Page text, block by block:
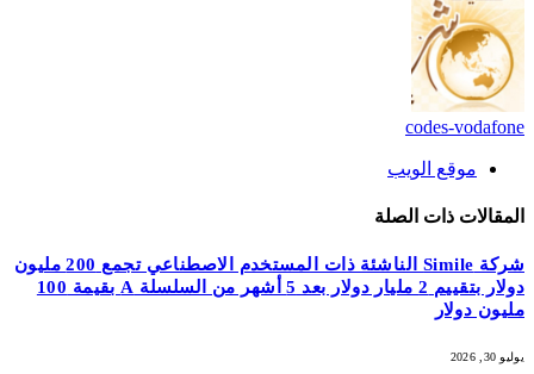
codes-vodafone
موقع الويب
المقالات ذات الصلة
شركة Simile الناشئة ذات المستخدم الاصطناعي تجمع 200 مليون
دولار بتقييم 2 مليار دولار بعد 5 أشهر من السلسلة A بقيمة 100
مليون دولار
يوليو 30, 2026